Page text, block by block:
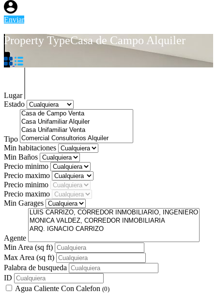
Enviar
Property TypeCasa de Campo Alquiler
Lugar
Estado
Tipo
Min habitaciones
Min Baños
Precio minimo
Precio maximo
Precio minimo
Precio maximo
Min Garages
Agente
Min Area (sq ft)
Max Area (sq ft)
Palabra de busqueda
ID
Agua Caliente Con Calefon (0)